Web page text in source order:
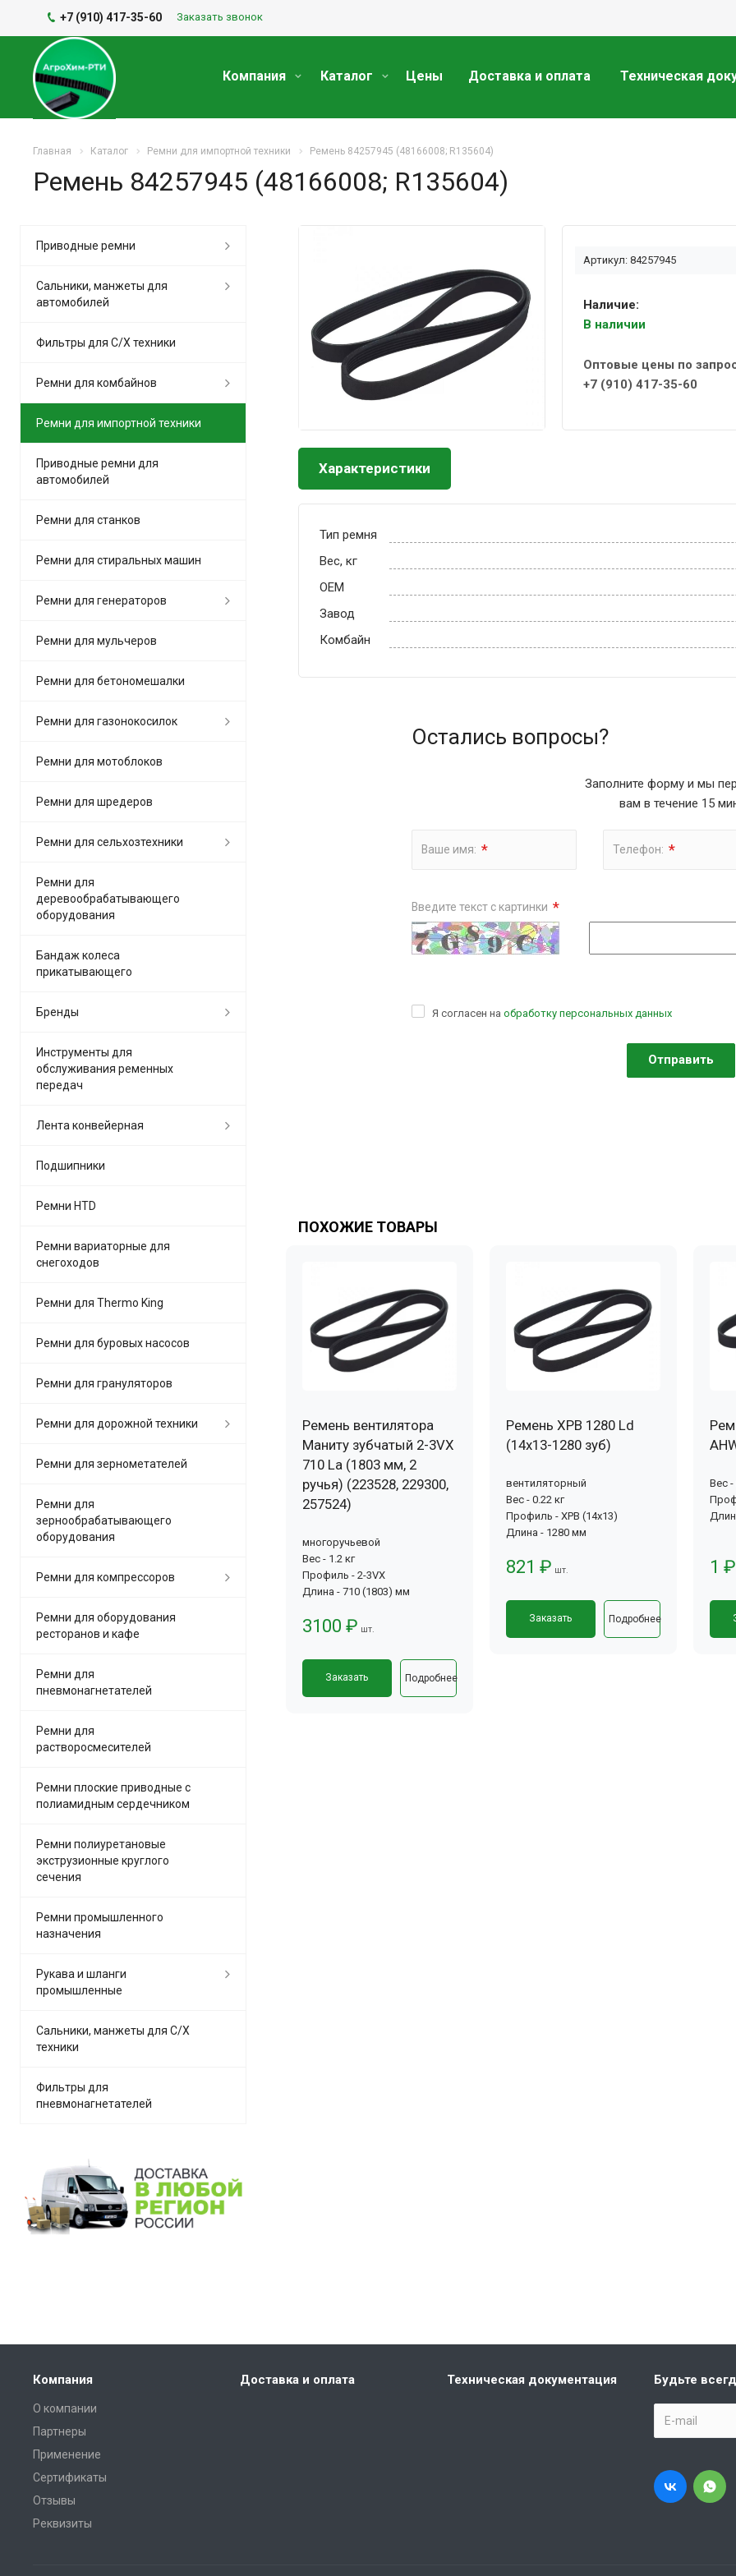
+7 (910) 417-35-60 Заказать звонок
Компания Каталог Цены Доставка и оплата Техническая
Главная Каталог Ремни для импортной техники Ремень 84257945 (48166008; R135604)
Ремень 84257945 (48166008; R135604)
Артикул: 84257945
Наличие:
В наличии
Оптовые цены по
+7 (910) 417-35-60
Характеристики
Тип ремня
Вес, кг
OEM
Завод
Комбайн
Остались вопросы?
Заполните форму и мы
вам в течение 15
Ваше имя: * Телефон: *
Введите текст с картинки *
Я согласен на обработку персональных данных
ПОХОЖИЕ ТОВАРЫ
Ремень вентилятора
Маниту зубчатый 2-3VX
710 La (1803 мм, 2
ручья) (223528, 229300,
257524)
многоручьевой
Вес - 1.2 кг
Профиль - 2-3VX
Длина - 710 (1803) мм
3100 ₽ шт.
Заказать Подробнее
Ремень XPB 1280 Ld
(14х13-1280 зуб)
вентиляторный
Вес - 0.22 кг
Профиль - XPB (14x13)
Длина - 1280 мм
821 ₽ шт.
Заказать Подробнее
Вес -
1 ₽
Приводные ремни
Сальники, манжеты для
автомобилей
Фильтры для С/Х техники
Ремни для комбайнов
Ремни для импортной техники
Приводные ремни для
автомобилей
Ремни для станков
Ремни для стиральных машин
Ремни для генераторов
Ремни для мульчеров
Ремни для бетономешалки
Ремни для газонокосилок
Ремни для мотоблоков
Ремни для шредеров
Ремни для сельхозтехники
Ремни для
деревообрабатывающего
оборудования
Бандаж колеса
прикатывающего
Бренды
Инструменты для
обслуживания ременных
передач
Лента конвейерная
Подшипники
Ремни HTD
Ремни вариаторные для
снегоходов
Ремни для Thermo King
Ремни для буровых насосов
Ремни для грануляторов
Ремни для дорожной техники
Ремни для зернометателей
Ремни для
зернообрабатывающего
оборудования
Ремни для компрессоров
Ремни для оборудования
ресторанов и кафе
Ремни для
пневмонагнетателей
Ремни для
растворосмесителей
Ремни плоские приводные с
полиамидным сердечником
Ремни полиуретановые
экструзионные круглого
сечения
Ремни промышленного
назначения
Рукава и шланги
промышленные
Сальники, манжеты для С/Х
техники
Фильтры для
пневмонагнетателей
Компания
О компании
Партнеры
Применение
Сертификаты
Отзывы
Реквизиты
Доставка и оплата Техническая документация Будьте